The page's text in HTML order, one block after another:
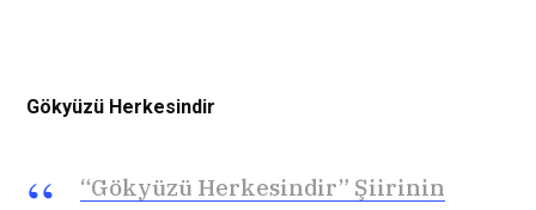
Gökyüzü Herkesindir
“Gökyüzü Herkesindir” Şiirinin